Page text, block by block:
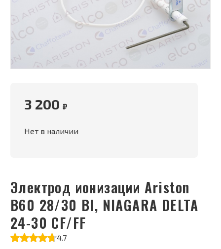
Электрод ионизации Ariston
B60 28/30 BI, NIAGARA DELTA
24-30 CF/FF
4.7
3 200 ₽
Нет в наличии